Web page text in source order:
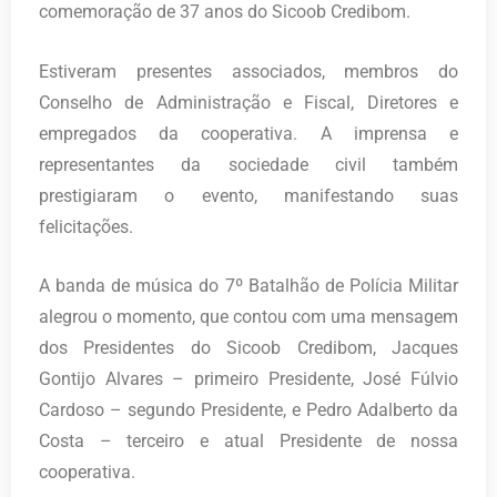
comemoração de 37 anos do Sicoob Credibom.
Estiveram presentes associados, membros do
Conselho de Administração e Fiscal, Diretores e
empregados da cooperativa. A imprensa e
representantes da sociedade civil também
prestigiaram o evento, manifestando suas
felicitações.
A banda de música do 7º Batalhão de Polícia Militar
alegrou o momento, que contou com uma mensagem
dos Presidentes do Sicoob Credibom, Jacques
Gontijo Alvares – primeiro Presidente, José Fúlvio
Cardoso – segundo Presidente, e Pedro Adalberto da
Costa – terceiro e atual Presidente de nossa
cooperativa.